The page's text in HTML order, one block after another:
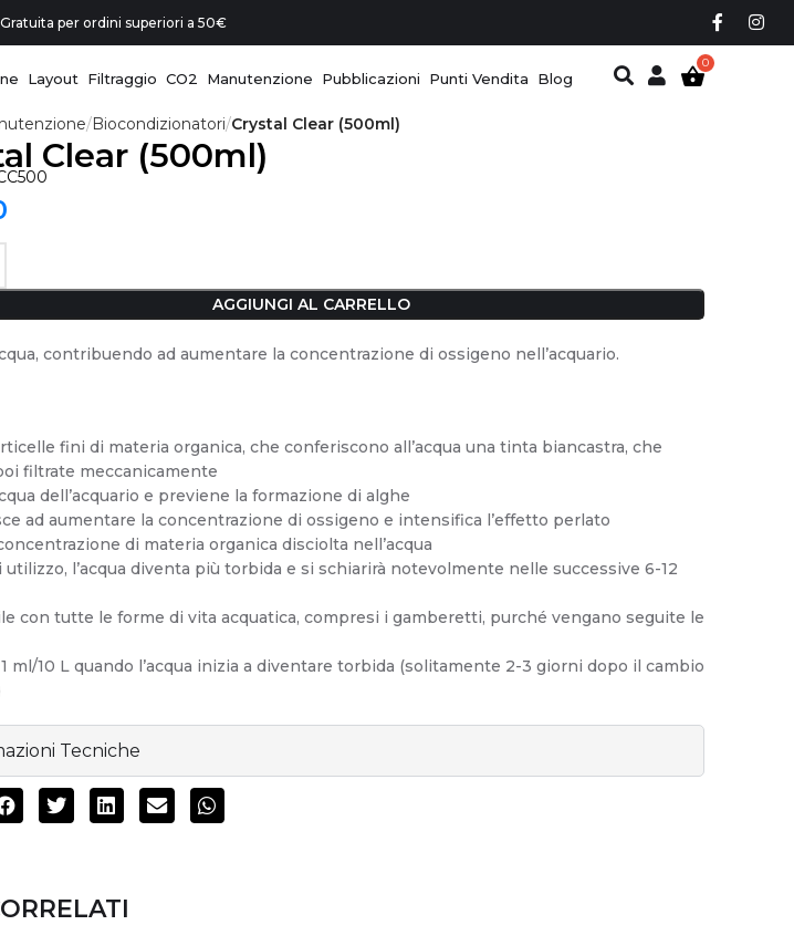
per ordini superiori a 50€
Layout Filtraggio CO2 Manutenzione Pubblicazioni Punti Vendita Blog
Biocondizionatori Crystal Clear (500ml)
Clear (500ml)
AGGIUNGI AL CARRELLO
contribuendo ad aumentare la concentrazione di ossigeno nell’acquario.
fini di materia organica, che conferiscono all’acqua una tinta biancastra, che
filtrate meccanicamente
dell’acquario e previene la formazione di alghe
ad aumentare la concentrazione di ossigeno e intensifica l’effetto perlato
di materia organica disciolta nell’acqua
utilizzo, l’acqua diventa più torbida e si schiarirà notevolmente nelle successive 6-12
con tutte le forme di vita acquatica, compresi i gamberetti, purché vengano seguite le
1 ml/10 L quando l’acqua inizia a diventare torbida (solitamente 2-3 giorni dopo il cambio
Tecniche